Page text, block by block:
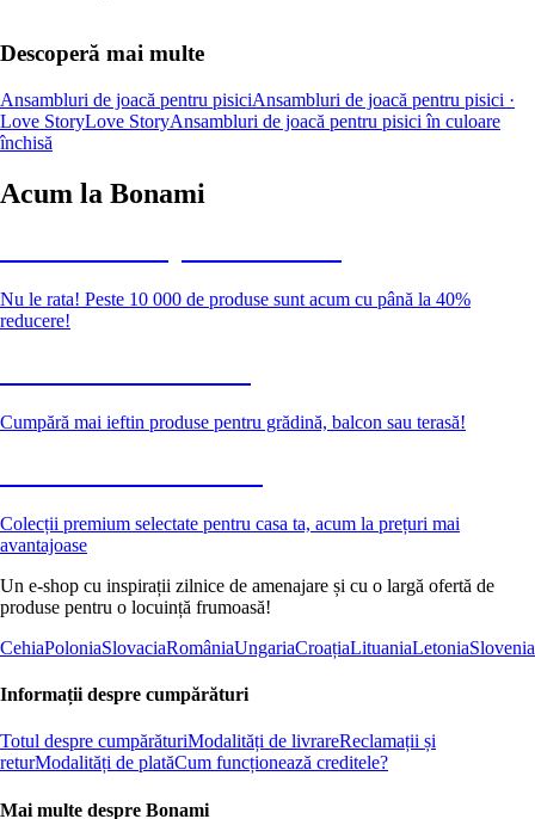
Descoperă mai multe
Ansambluri de joacă pentru pisiciAnsambluri de joacă pentru pisici ·
Love StoryLove StoryAnsambluri de joacă pentru pisici în culoare
închisă
Acum la Bonami
Nu le rata! Peste 10 000 de produse sunt acum cu până la 40%
reducere!
Cumpără mai ieftin produse pentru grădină, balcon sau terasă!
Colecții premium selectate pentru casa ta, acum la prețuri mai
avantajoase
Un e-shop cu inspirații zilnice de amenajare și cu o largă ofertă de
produse pentru o locuință frumoasă!
CehiaPoloniaSlovaciaRomâniaUngariaCroațiaLituaniaLetoniaSlovenia
Informații despre cumpărături
Totul despre cumpărăturiModalități de livrareReclamații și
returModalități de platăCum funcționează creditele?
Mai multe despre Bonami